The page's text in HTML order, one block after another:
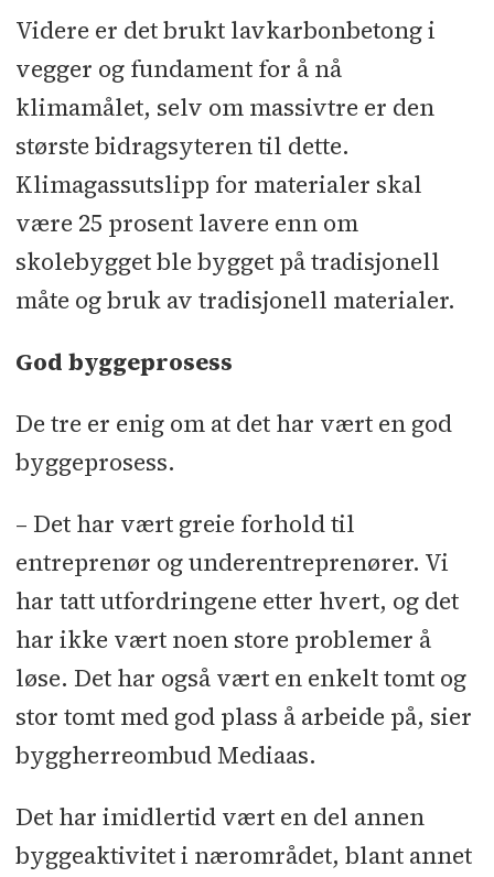
Videre er det brukt lavkarbonbetong i
vegger og fundament for å nå
klimamålet, selv om massivtre er den
største bidragsyteren til dette.
Klimagassutslipp for materialer skal
være 25 prosent lavere enn om
skolebygget ble bygget på tradisjonell
måte og bruk av tradisjonell materialer.
God byggeprosess
De tre er enig om at det har vært en god
byggeprosess.
– Det har vært greie forhold til
entreprenør og underentreprenører. Vi
har tatt utfordringene etter hvert, og det
har ikke vært noen store problemer å
løse. Det har også vært en enkelt tomt og
stor tomt med god plass å arbeide på, sier
byggherreombud Mediaas.
Det har imidlertid vært en del annen
byggeaktivitet i nærområdet, blant annet